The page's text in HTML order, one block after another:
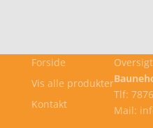
Forside
Vis alle produkter
Kontakt
Tlf:
Mail: